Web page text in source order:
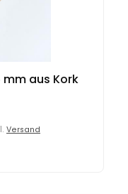
aus Kork
Versand